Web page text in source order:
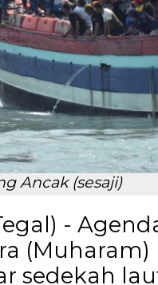
Ancak (sesaji)
-
(Muharam)
sedekah